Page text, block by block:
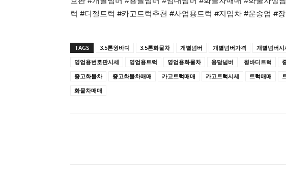
럭 #디젤트럭 #카고트럭추천 #사업용트럭 #지입차 #운송업 #
TAGS 3.5톤윙바디 3.5톤화물차 개별넘버 개별넘버가격 개별넘버시
영업용번호판시세
영업용트럭 영업용화물차 용달넘버 윙바디트럭
중고화물차
중고화물차매매 카고트럭매매 카고트럭시세 트럭매매
화물차매매